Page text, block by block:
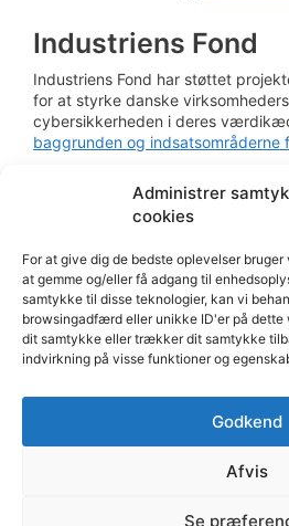
Administrer
cookies
For at give dig de bedste oplevelser
at gemme og/eller få adgang til
samtykke til disse teknologier, kan vi
browsingadfærd eller unikke ID'er på dette
dit samtykke eller trækker dit samtykke
indvirkning på visse funktioner og
Godkend
Afvis
Se
Industriens Fond
Industriens Fond har støttet
for at styrke danske
cybersikkerheden i deres
baggrunden og indsatsområderne
Midlerne er gået til følgende fem
Cybersikre
Cybersecurity of Supply
Cyber Safe Robotics
Cybersikkerhed og